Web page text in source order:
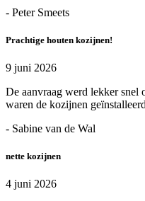
- Peter Smeets
Prachtige houten kozijnen!
9 juni 2026
De aanvraag werd lekker snel
waren de kozijnen
- Sabine van de Wal
nette kozijnen
4 juni 2026